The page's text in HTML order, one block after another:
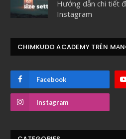
Hướng dẫn chi tiết
Instagram
CHIMKUDO ACADEMY TRÊN
Facebook
Instagram